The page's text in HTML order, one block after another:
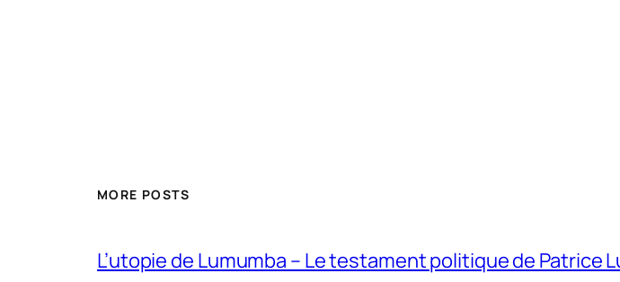
MORE POSTS
L’utopie de Lumumba – Le testament politique de